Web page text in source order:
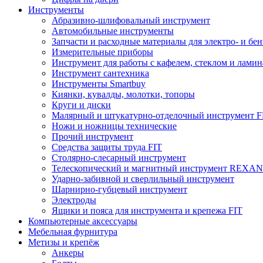
Инструменты
Абразивно-шлифовальный инструмент
Автомобильные инструменты
Запчасти и расходные материалы для электро- и
Измерительные приборы
Инструмент для работы с кафелем, стеклом и
Инструмент сантехника
Инструменты Smartbuy
Киянки, кувалды, молотки, топоры
Круги и диски
Малярный и штукатурно-отделочный инструмент
Ножи и ножницы технические
Прочий инструмент
Средства защиты труда FIT
Столярно-слесарный инструмент
Телескопический и магнитный инструмент
Ударно-забивной и сверлильный инструмент
Шарнирно-губцевый инструмент
Электроды
Ящики и пояса для инструмента и крепежа FIT
Компьютерные аксессуары
Мебельная фурнитура
Метизы и крепёж
Анкеры